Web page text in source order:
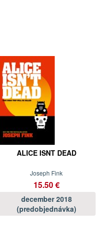
ALICE ISNT DEAD
Joseph Fink
15.50 €
december 2018
(predobjednávka)